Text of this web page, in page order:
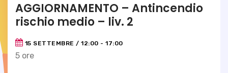
AGGIORNAMENTO – Antincendio
rischio medio – liv. 2
15 SETTEMBRE / 12:00 -17:00
5 ore